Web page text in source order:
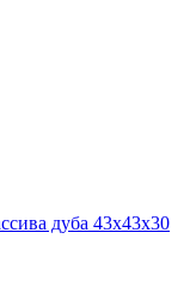
дуба 43х43х30